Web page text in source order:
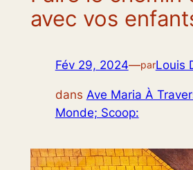
avec vos
Fév 29, 2024—parLouis
dans Ave Maria À
Monde; Scoop: